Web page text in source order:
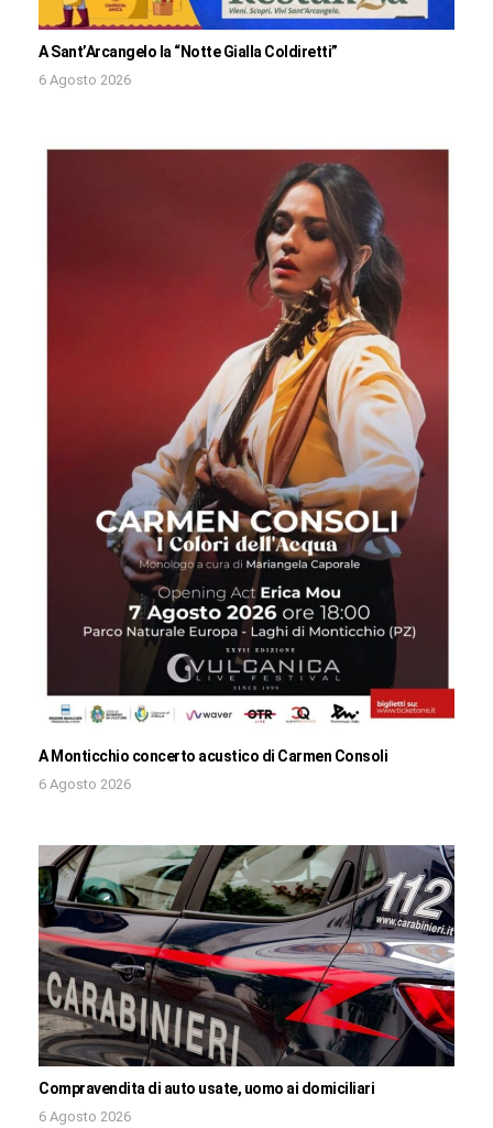
A Sant’Arcangelo la “Notte Gialla Coldiretti”
6 Agosto 2026
A Monticchio concerto acustico di Carmen Consoli
6 Agosto 2026
Compravendita di auto usate, uomo ai domiciliari
6 Agosto 2026